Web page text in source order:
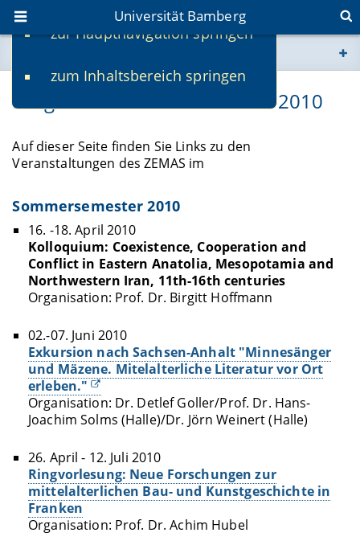
zur Hauptnavigation springen
zum Inhaltsbereich springen
Universität Bamberg
www.uni-bamberg.de
fis.uni-bamberg.de
Programm Sommersemester 2010
Auf dieser Seite finden Sie Links zu den
Veranstaltungen des ZEMAS im
Sommersemester 2010
16. -18. April 2010
Kolloquium: Coexistence, Cooperation and
Conflict in Eastern Anatolia, Mesopotamia and
Northwestern Iran, 11th-16th centuries
Organisation: Prof. Dr. Birgitt Hoffmann
02.-07. Juni 2010
Exkursion nach Sachsen-Anhalt "Minnesänger
und Mäzene. Mitelalterliche Literatur vor Ort
erleben."
Organisation: Dr. Detlef Goller/Prof. Dr. Hans-
Joachim Solms (Halle)/Dr. Jörn Weinert (Halle)
26. April - 12. Juli 2010
Ringvorlesung: Neue Forschungen zur
mittelalterlichen Bau- und Kunstgeschichte in
Franken
Organisation: Prof. Dr. Achim Hubel